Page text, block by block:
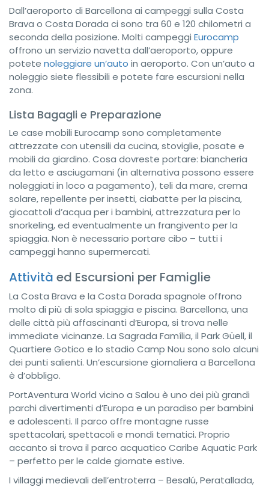
Dall’aeroporto di Barcellona ai campeggi sulla Costa
Brava o Costa Dorada ci sono tra 60 e 120 chilometri a
seconda della posizione. Molti campeggi Eurocamp
offrono un servizio navetta dall’aeroporto, oppure
potete noleggiare un’auto in aeroporto. Con un’auto a
noleggio siete flessibili e potete fare escursioni nella
zona.
Lista Bagagli e Preparazione
Le case mobili Eurocamp sono completamente
attrezzate con utensili da cucina, stoviglie, posate e
mobili da giardino. Cosa dovreste portare: biancheria
da letto e asciugamani (in alternativa possono essere
noleggiati in loco a pagamento), teli da mare, crema
solare, repellente per insetti, ciabatte per la piscina,
giocattoli d’acqua per i bambini, attrezzatura per lo
snorkeling, ed eventualmente un frangivento per la
spiaggia. Non è necessario portare cibo – tutti i
campeggi hanno supermercati.
Attività ed Escursioni per Famiglie
La Costa Brava e la Costa Dorada spagnole offrono
molto di più di sola spiaggia e piscina. Barcellona, una
delle città più affascinanti d’Europa, si trova nelle
immediate vicinanze. La Sagrada Família, il Park Güell, il
Quartiere Gotico e lo stadio Camp Nou sono solo alcuni
dei punti salienti. Un’escursione giornaliera a Barcellona
è d’obbligo.
PortAventura World vicino a Salou è uno dei più grandi
parchi divertimenti d’Europa e un paradiso per bambini
e adolescenti. Il parco offre montagne russe
spettacolari, spettacoli e mondi tematici. Proprio
accanto si trova il parco acquatico Caribe Aquatic Park
– perfetto per le calde giornate estive.
I villaggi medievali dell’entroterra – Besalú, Peratallada,